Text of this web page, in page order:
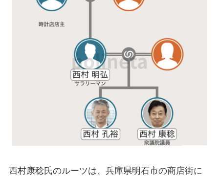
西村康稔氏のルーツは、兵庫県明石市の商店街に